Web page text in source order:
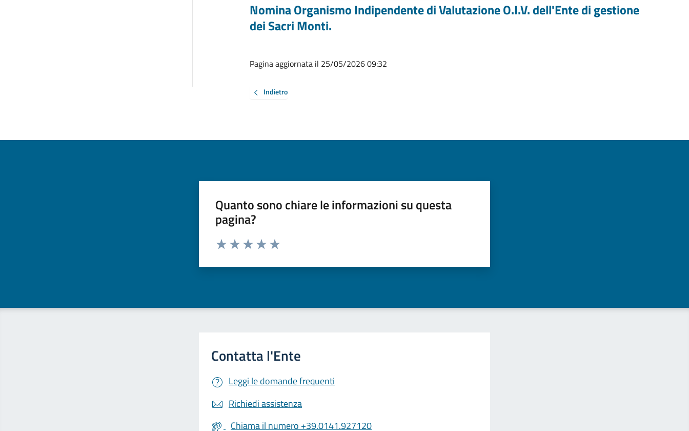
Nomina Organismo Indipendente di Valutazione O.I.V. dell'Ente di gestione
dei Sacri Monti.
Pagina aggiornata il 25/05/2026 09:32
Indietro
Quanto sono chiare le informazioni su questa
pagina?
Valuta da 1 a 5 stelle la pagina
Leggi le domande frequenti
Richiedi assistenza
Chiama il numero +39.0141.927120